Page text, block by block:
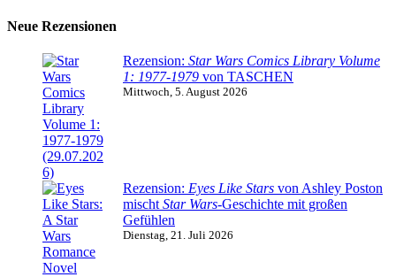
Neue Rezensionen
Rezension: Star Wars Comics Library Volume
1: 1977-1979 von TASCHEN
Mittwoch, 5. August 2026
Rezension: Eyes Like Stars von Ashley Poston
mischt Star Wars-Geschichte mit großen
Gefühlen
Dienstag, 21. Juli 2026